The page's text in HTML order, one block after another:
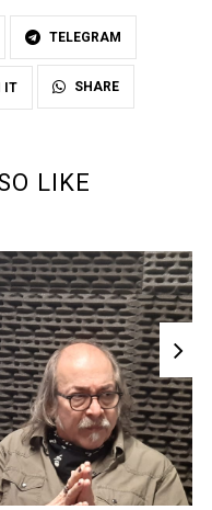
TELEGRAM
IT SHARE
LIKE